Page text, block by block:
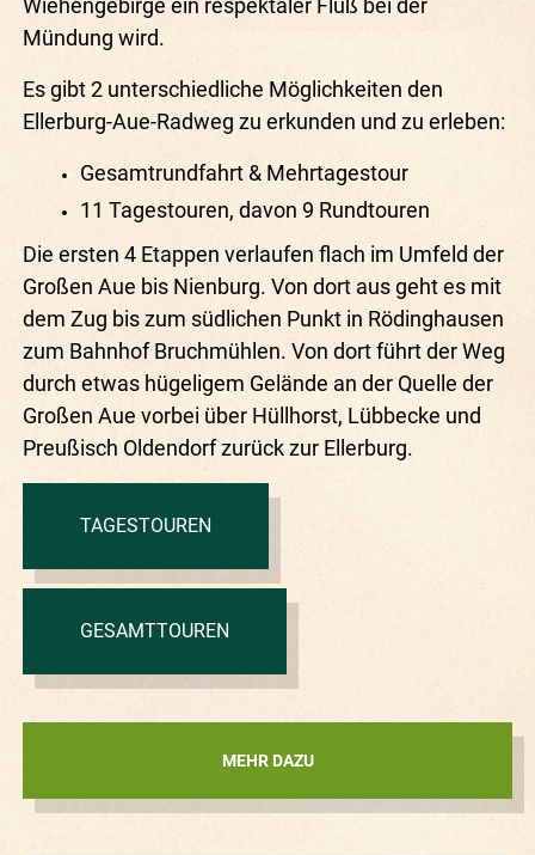
Wiehengebirge ein respektaler Fluß bei der
Mündung wird.
Es gibt 2 unterschiedliche Möglichkeiten den
Ellerburg-Aue-Radweg zu erkunden und zu erleben:
Gesamtrundfahrt & Mehrtagestour
11 Tagestouren, davon 9 Rundtouren
Die ersten 4 Etappen verlaufen flach im Umfeld der
Großen Aue bis Nienburg. Von dort aus geht es mit
dem Zug bis zum südlichen Punkt in Rödinghausen
zum Bahnhof Bruchmühlen. Von dort führt der Weg
durch etwas hügeligem Gelände an der Quelle der
Großen Aue vorbei über Hüllhorst, Lübbecke und
Preußisch Oldendorf zurück zur Ellerburg.
TAGESTOUREN
GESAMTTOUREN
MEHR DAZU